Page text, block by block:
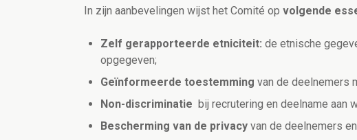
In zijn aanbevelingen wijst het Comité op volgende
Zelf gerapporteerde etniciteit: de etnische
opgegeven;
Geïnformeerde toestemming van de deelnemers
Non-discriminatie bij recrutering en deelname aan
Bescherming van de privacy van de deelnemers